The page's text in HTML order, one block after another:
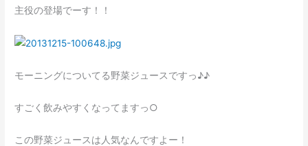
主役の登場でーす！！
モーニングについてる野菜ジュースですっ♪♪
すごく飲みやすくなってますっ○
この野菜ジュースは人気なんですよー！